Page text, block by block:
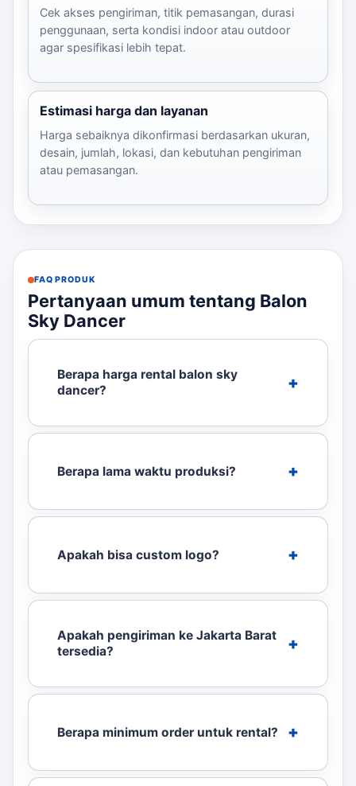
Cek akses pengiriman, titik pemasangan, durasi
penggunaan, serta kondisi indoor atau outdoor
agar spesifikasi lebih tepat.
Estimasi harga dan layanan
Harga sebaiknya dikonfirmasi berdasarkan ukuran,
desain, jumlah, lokasi, dan kebutuhan pengiriman
atau pemasangan.
FAQ PRODUK
Pertanyaan umum tentang Balon
Sky Dancer
Berapa harga rental balon sky
dancer?
Berapa lama waktu produksi?
Apakah bisa custom logo?
Apakah pengiriman ke Jakarta Barat
tersedia?
Berapa minimum order untuk rental?